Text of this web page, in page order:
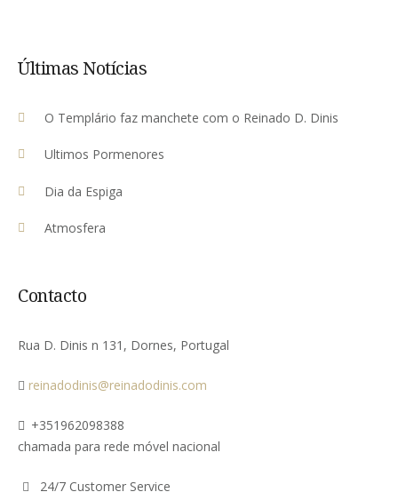
Últimas Notícias
O Templário faz manchete com o Reinado D. Dinis
Ultimos Pormenores
Dia da Espiga
Atmosfera
Contacto
Rua D. Dinis n 131, Dornes, Portugal
reinadodinis@reinadodinis.com
+351962098388
chamada para rede móvel nacional
24/7 Customer Service